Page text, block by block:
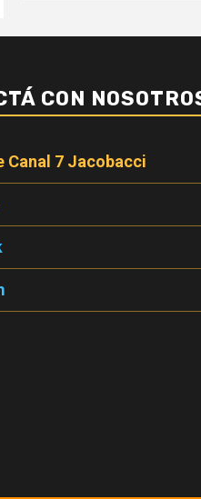
CON
Canal 7 Jacobacci